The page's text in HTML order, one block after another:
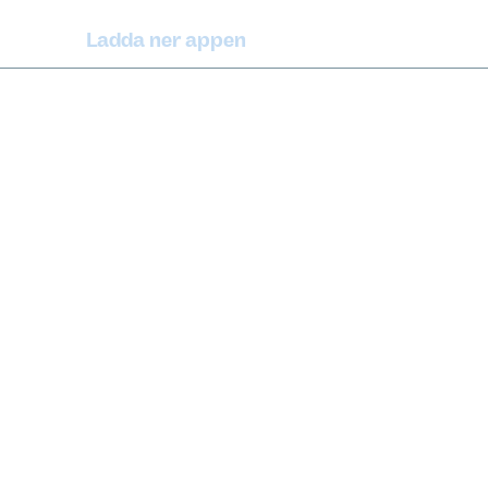
Ladda ner appen